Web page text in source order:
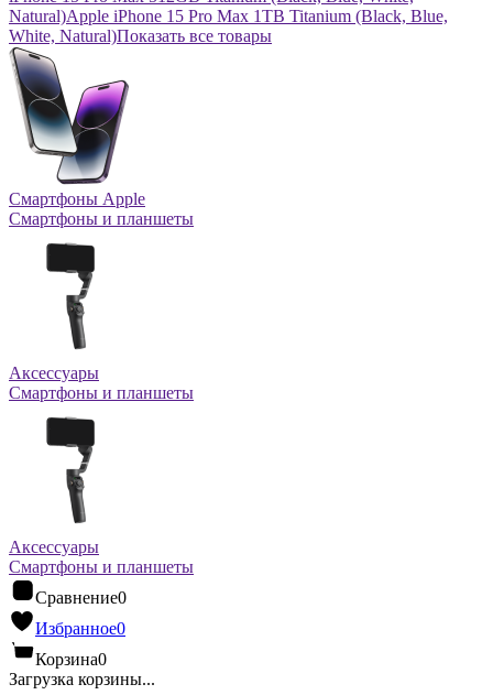
Natural)Apple iPhone 15 Pro Max 1TB Titanium (Black, Blue,
White, Natural)Показать все товары
Смартфоны Apple
Смартфоны и планшеты
Аксессуары
Смартфоны и планшеты
Аксессуары
Смартфоны и планшеты
Сравнение0
Избранное0
Корзина0
Загрузка корзины...